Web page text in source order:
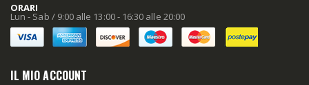
ORARI
Lun - Sab / 9:00 alle 13:00 - 16:30 alle 20:00
IL MIO ACCOUNT